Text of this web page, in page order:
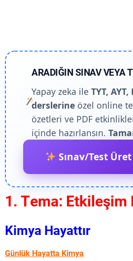
ARADIĞIN SINAV VEYA
Yapay zeka ileTYT,
derslerine özel online
özetleri ve PDF
içinde hazırlansın.
Sınav/Test Üret
1. Tema: Etkileşim
Kimya Hayattır
Günlük Hayatta Kimya